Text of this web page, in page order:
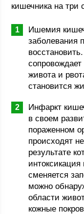
кишечника на три
Ишемия
заболевания
живота и
становится
Инфаркт
в своем
пораженном
происходят
результате
сменяется
можно
области
кожные